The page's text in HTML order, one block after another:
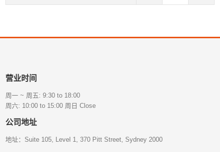
营业时间
周一 ~ 周五: 9:30 to 18:00
周六: 10:00 to 15:00 周日 Close
公司地址
地址：Suite 105, Level 1, 370 Pitt Street, Sydney 2000